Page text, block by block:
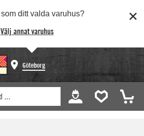
som ditt valda varuhus?
Välj annat varuhus
Göteborg